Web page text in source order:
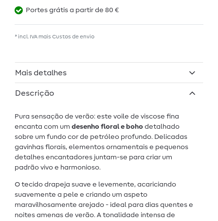
Portes grátis a partir de 80 €
* incl. IVA mais Custos de envio
Mais detalhes
Descrição
Pura sensação de verão: este voile de viscose fina
encanta com um desenho floral e boho detalhado
sobre um fundo cor de petróleo profundo. Delicadas
gavinhas florais, elementos ornamentais e pequenos
detalhes encantadores juntam-se para criar um
padrão vivo e harmonioso.
O tecido drapeja suave e levemente, acariciando
suavemente a pele e criando um aspeto
maravilhosamente arejado - ideal para dias quentes e
noites amenas de verão. A tonalidade intensa de